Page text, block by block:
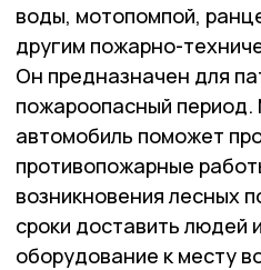
воды, мотопомпой,
другим пожарно-
Он предназначен для
пожароопасный
автомобиль поможет
противопожарные
возникновения лесных
сроки доставить людей
оборудование к месту